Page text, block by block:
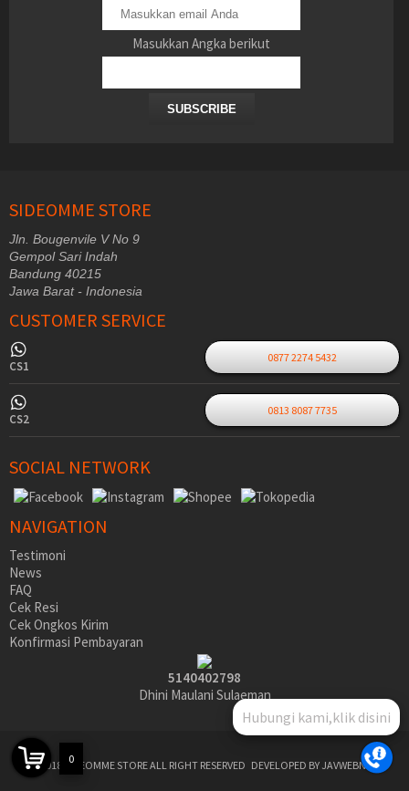
Hubungi kami,klik disini
0
Masukkan Angka berikut
SUBSCRIBE
SIDEOMME STORE
Jln. Bougenvile V No 9
Gempol Sari Indah
Bandung 40215
Jawa Barat - Indonesia
CUSTOMER SERVICE
CS1
0877 2274 5432
CS2
0813 8087 7735
SOCIAL NETWORK
NAVIGATION
Testimoni
News
FAQ
Cek Resi
Cek Ongkos Kirim
Konfirmasi Pembayaran
5140402798
Dhini Maulani Sulaeman
©2018 SIDEOMME STORE ALL RIGHT RESERVED DEVELOPED BY JAVWEBNET